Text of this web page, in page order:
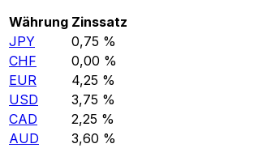
Währung Zinssatz
JPY
0,75 %
CHF
0,00 %
EUR
4,25 %
USD
3,75 %
CAD
2,25 %
AUD
3,60 %